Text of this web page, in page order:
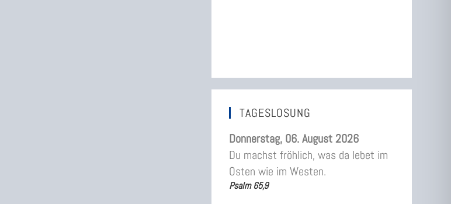
TAGESLOSUNG
Donnerstag, 06. August 2026
Du machst fröhlich, was da lebet im
Osten wie im Westen.
Psalm 65,9